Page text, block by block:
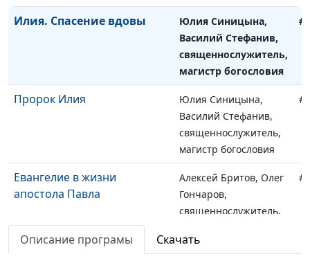
Илия. Спасение вдовы
Юлия Синицына,
Василий Стефанив,
священнослужитель,
магистр богословия
Пророк Илия
Юлия Синицына,
Василий Стефанив,
священнослужитель,
магистр богословия
Евангелие в жизни
апостола Павла
Алексей Бритов, Олег
Гончаров,
священнослужитель,
палаты РФ
Описание програмы Скачать